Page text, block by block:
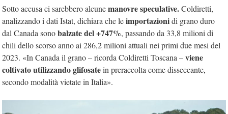
Sotto accusa ci sarebbero alcunemanovre speculative.Coldiretti,
analizzando i dati Istat, dichiara che leimportazionidi grano duro
dal Canada sonobalzate del +747%, passando da 33,8 milioni di
chili dello scorso anno ai 286,2 milioni attuali nei primi due mesi del
2023. «In Canada il grano – ricorda Coldiretti Toscana –viene
coltivato utilizzando glifosatein preraccolta come disseccante,
secondo modalità vietate in Italia».